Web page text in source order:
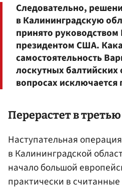
Следовательно,
в Калининградскую
принято руководством
президентом США.
самостоятельность
лоскутных
вопросах
Перерастет в
Наступательная
в Калининградской
начало большой
практически в